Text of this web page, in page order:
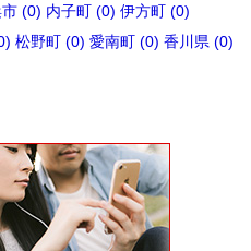
(0) 内子町 (0) 伊方町 (0)
松野町 (0) 愛南町 (0) 香川県 (0)